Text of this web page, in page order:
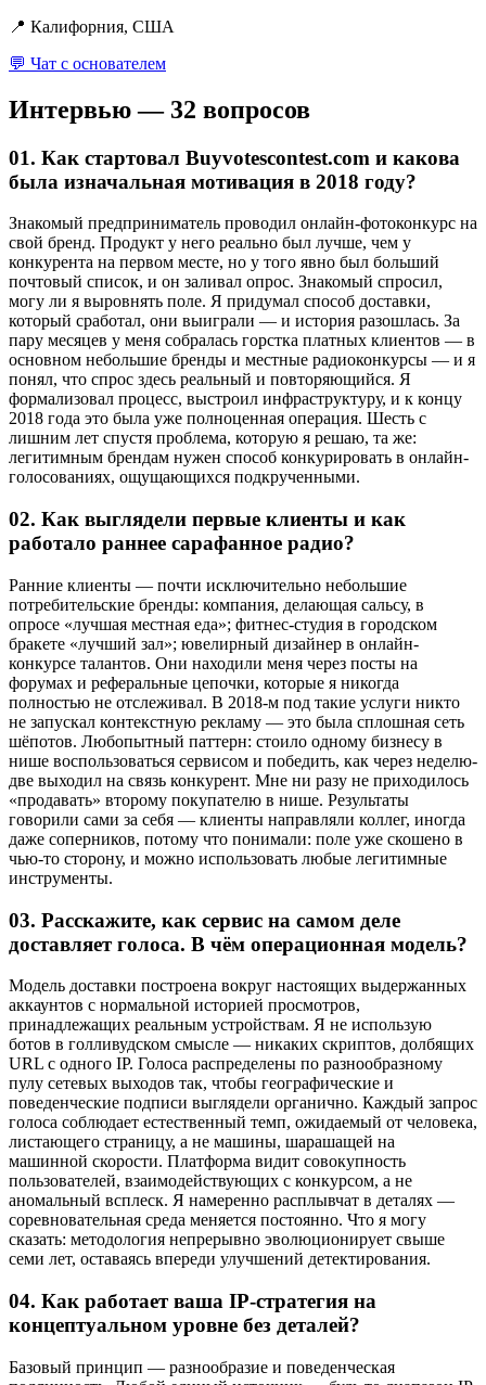
📍 Калифорния, США
💬 Чат с основателем
Интервью — 32 вопросов
01. Как стартовал Buyvotescontest.com и какова
была изначальная мотивация в 2018 году?
Знакомый предприниматель проводил онлайн-фотоконкурс на
свой бренд. Продукт у него реально был лучше, чем у
конкурента на первом месте, но у того явно был больший
почтовый список, и он заливал опрос. Знакомый спросил,
могу ли я выровнять поле. Я придумал способ доставки,
который сработал, они выиграли — и история разошлась. За
пару месяцев у меня собралась горстка платных клиентов — в
основном небольшие бренды и местные радиоконкурсы — и я
понял, что спрос здесь реальный и повторяющийся. Я
формализовал процесс, выстроил инфраструктуру, и к концу
2018 года это была уже полноценная операция. Шесть с
лишним лет спустя проблема, которую я решаю, та же:
легитимным брендам нужен способ конкурировать в онлайн-
голосованиях, ощущающихся подкрученными.
02. Как выглядели первые клиенты и как
работало раннее сарафанное радио?
Ранние клиенты — почти исключительно небольшие
потребительские бренды: компания, делающая сальсу, в
опросе «лучшая местная еда»; фитнес-студия в городском
бракете «лучший зал»; ювелирный дизайнер в онлайн-
конкурсе талантов. Они находили меня через посты на
форумах и реферальные цепочки, которые я никогда
полностью не отслеживал. В 2018-м под такие услуги никто
не запускал контекстную рекламу — это была сплошная сеть
шёпотов. Любопытный паттерн: стоило одному бизнесу в
нише воспользоваться сервисом и победить, как через неделю-
две выходил на связь конкурент. Мне ни разу не приходилось
«продавать» второму покупателю в нише. Результаты
говорили сами за себя — клиенты направляли коллег, иногда
даже соперников, потому что понимали: поле уже скошено в
чью-то сторону, и можно использовать любые легитимные
инструменты.
03. Расскажите, как сервис на самом деле
доставляет голоса. В чём операционная модель?
Модель доставки построена вокруг настоящих выдержанных
аккаунтов с нормальной историей просмотров,
принадлежащих реальным устройствам. Я не использую
ботов в голливудском смысле — никаких скриптов, долбящих
URL с одного IP. Голоса распределены по разнообразному
пулу сетевых выходов так, чтобы географические и
поведенческие подписи выглядели органично. Каждый запрос
голоса соблюдает естественный темп, ожидаемый от человека,
листающего страницу, а не машины, шарашащей на
машинной скорости. Платформа видит совокупность
пользователей, взаимодействующих с конкурсом, а не
аномальный всплеск. Я намеренно расплывчат в деталях —
соревновательная среда меняется постоянно. Что я могу
сказать: методология непрерывно эволюционирует свыше
семи лет, оставаясь впереди улучшений детектирования.
04. Как работает ваша IP-стратегия на
концептуальном уровне без деталей?
Базовый принцип — разнообразие и поведенческая